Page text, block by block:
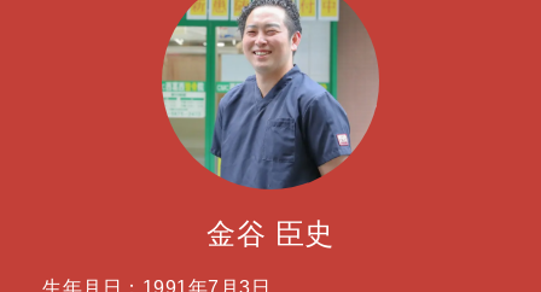
金谷 臣史
生年月日：1991年7月3日